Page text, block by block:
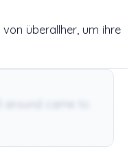
von überallher, um ihre